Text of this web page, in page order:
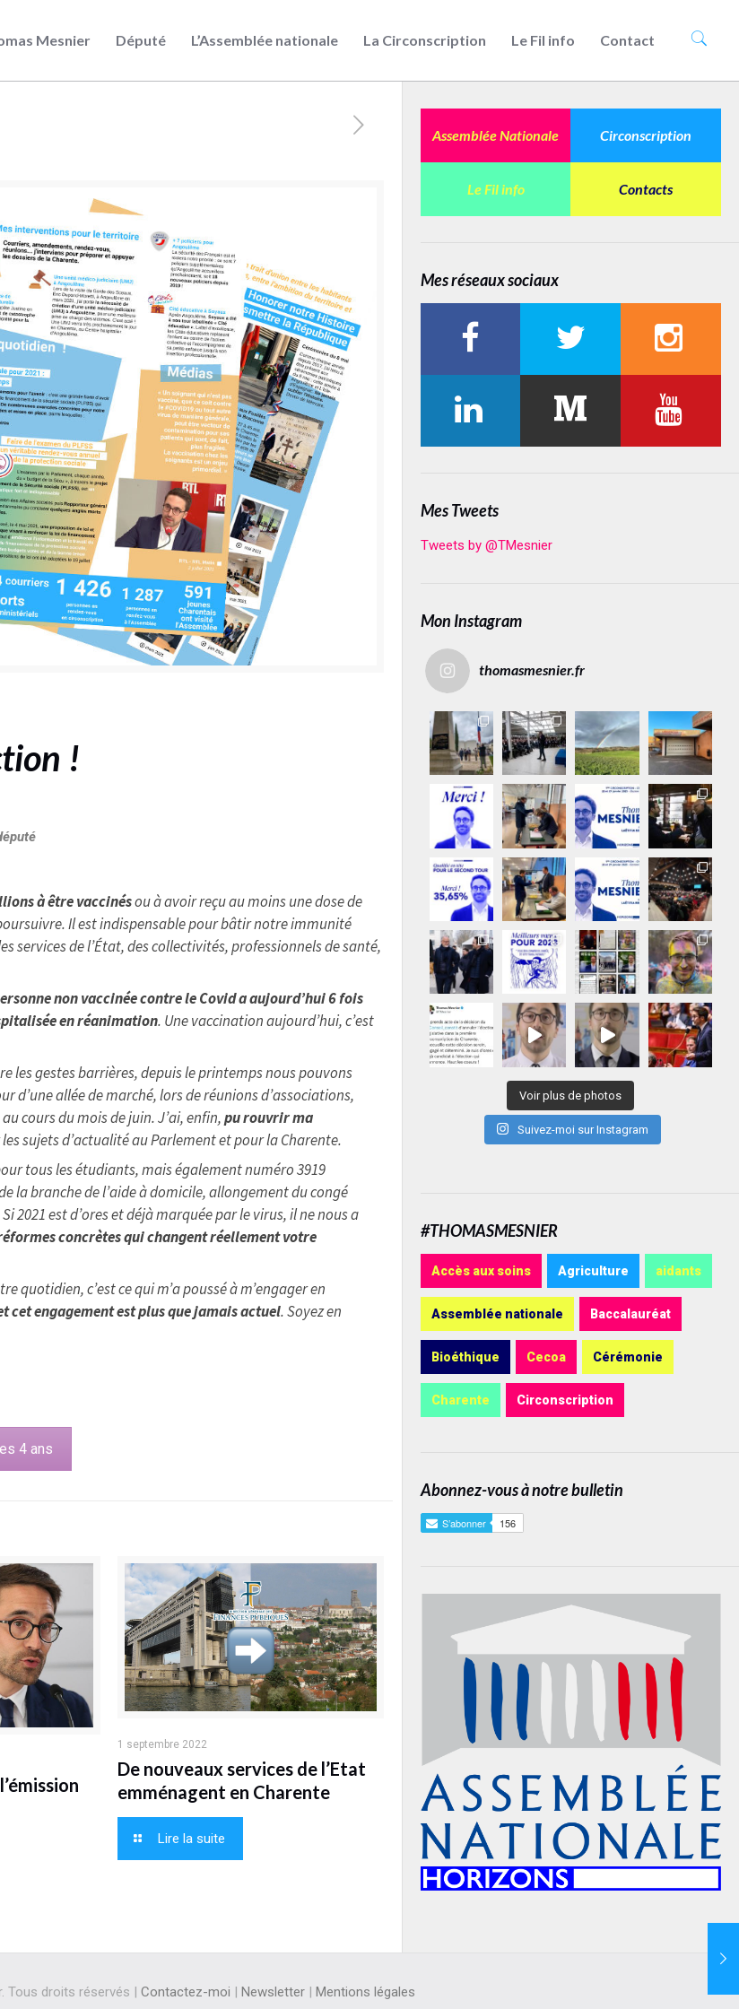
Mesnier Député L’Assemblée nationale La Circonscription Le Fil info Contact
!
à être vaccinésou à avoir reçu au moins une dose de
Il est indispensable pour bâtir notre immunité
services de l’État, des collectivités, professionnels de santé,
non vaccinée contre le Covid a aujourd’hui 6 fois
en réanimation. Une vaccination aujourd’hui, c’est
gestes barrières, depuis le printemps nous pouvons
allée de marché, lors de réunions d’associations,
cours du mois de juin. J’ai, enfin,pu rouvrir ma
sujets d’actualité au Parlement et pour la Charente.
tous les étudiants, mais également numéro 3919
la branche de l’aide à domicile, allongement du congé
est d’ores et déjà marquée par le virus, il ne nous a
concrètes qui changent réellement votre
quotidien, c’est ce qui m’a poussé à m’engager en
cet engagement est plus que jamais actuel. Soyez en
4 ans
1 septembre 2022
De nouveaux services de l’Etat
emménagent en Charente
Lire la suite
Assemblée Nationale Circonscription
Le Fil info Contacts
Mes réseaux sociaux
Mes Tweets
Tweets by @TMesnier
Mon Instagram
thomasmesnier.fr
Voir plus de photos
Suivez-moi sur Instagram
#THOMASMESNIER
Accès aux soins Agriculture aidants
Assemblée nationale Baccalauréat
Bioéthique Cecoa Cérémonie
Charente Circonscription
Abonnez-vous à notre bulletin
Tous droits réservés |Contactez-moi |Newsletter |Mentions légales